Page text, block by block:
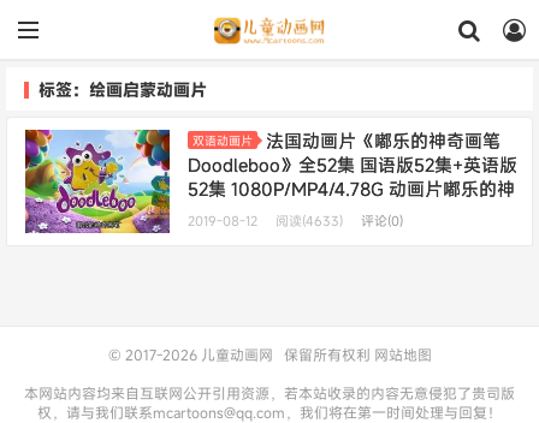
标签：绘画启蒙动画片
双语动画片
法国动画片《嘟乐的神奇画笔
Doodleboo》全52集 国语版52集+英语版
52集 1080P/MP4/4.78G 动画片嘟乐的神
奇画笔下载
2019-08-12 阅读(4633) 评论(0)
© 2017-2026 儿童动画网 保留所有权利 网站地图
本网站内容均来自互联网公开引用资源，若本站收录的内容无意侵犯了贵司版
权，请与我们联系mcartoons@qq.com，我们将在第一时间处理与回复！